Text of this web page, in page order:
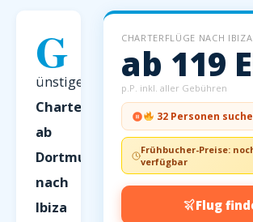
G
ünstige
Charterflüge
ab
Dortmund
nach
Ibiza
CHARTERFLÜGE NACH IBIZA
ab 119
p.P. inkl. aller Gebühren
32 Personen
Frühbucher-Preise:
verfügbar
Flug